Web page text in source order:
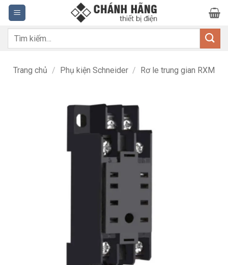
Bỏ
qua
nội
dung
Tìm
Trang chủ / Phụ kiện Schneider / Rơ le trung gian RXM